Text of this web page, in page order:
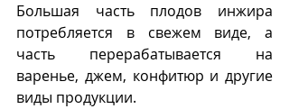
Большая часть плодов инжира
потребляется в свежем виде, а
часть перерабатывается на
варенье, джем, конфитюр и другие
виды продукции.